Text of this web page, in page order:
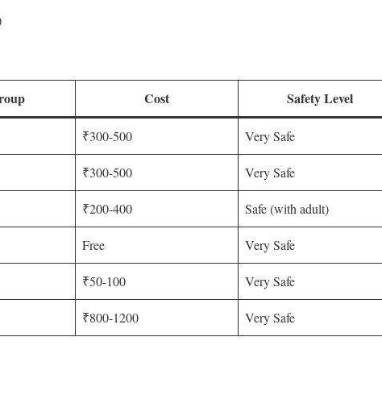
Cost Safety Level
₹300-500 Very Safe
₹300-500 Very Safe
₹200-400 Safe (with adult)
Free Very Safe
₹50-100 Very Safe
₹800-1200 Very Safe